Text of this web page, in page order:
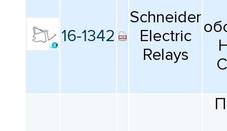
16-1342
Schneider
Electric
Relays